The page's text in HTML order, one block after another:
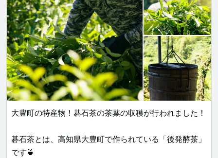
大豊町の特産物！碁石茶の茶葉の収穫が行われました！
碁石茶とは、高知県大豊町で作られている「後発酵茶」
です🍵